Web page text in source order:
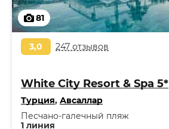
81
3,0 247 отзывов
White City Resort & Spa 5*
Турция, Авсаллар
1 линия
Песчано-галечный пляж